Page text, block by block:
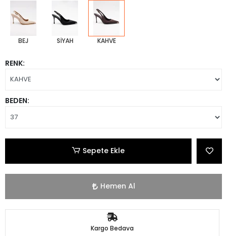
BEJ SİYAH KAHVE
RENK:
BEDEN:
Sepete Ekle
Hemen Al
Kargo Bedava